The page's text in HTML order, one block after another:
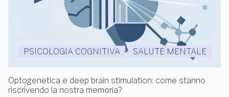
PSICOLOGIA COGNITIVA SALUTE MENTALE
Optogenetica e deep brain stimulation: come stanno
riscrivendo la nostra memoria?